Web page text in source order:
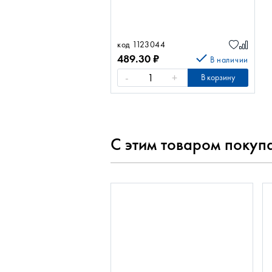
код 1123044
489.30₽ В наличии
- + В корзину
С этим товаром